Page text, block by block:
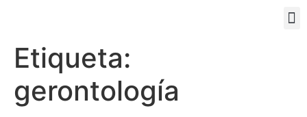
Etiqueta:
gerontología